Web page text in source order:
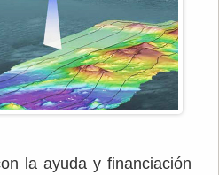
la ayuda y financiación